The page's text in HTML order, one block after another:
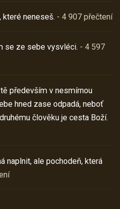
které neneseš. - 4 907 přečtení
se ze sebe vysvléci. - 4 597
především v nesmírnou
hned zase odpadá, neboť
člověku je cesta Boží.
naplnit, ale pochodeň, která